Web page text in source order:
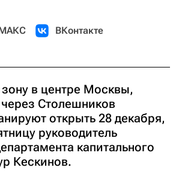
ВКонтакте
в центре Москвы,
Столешников
открыть 28 декабря,
руководитель
капитального
Кескинов.